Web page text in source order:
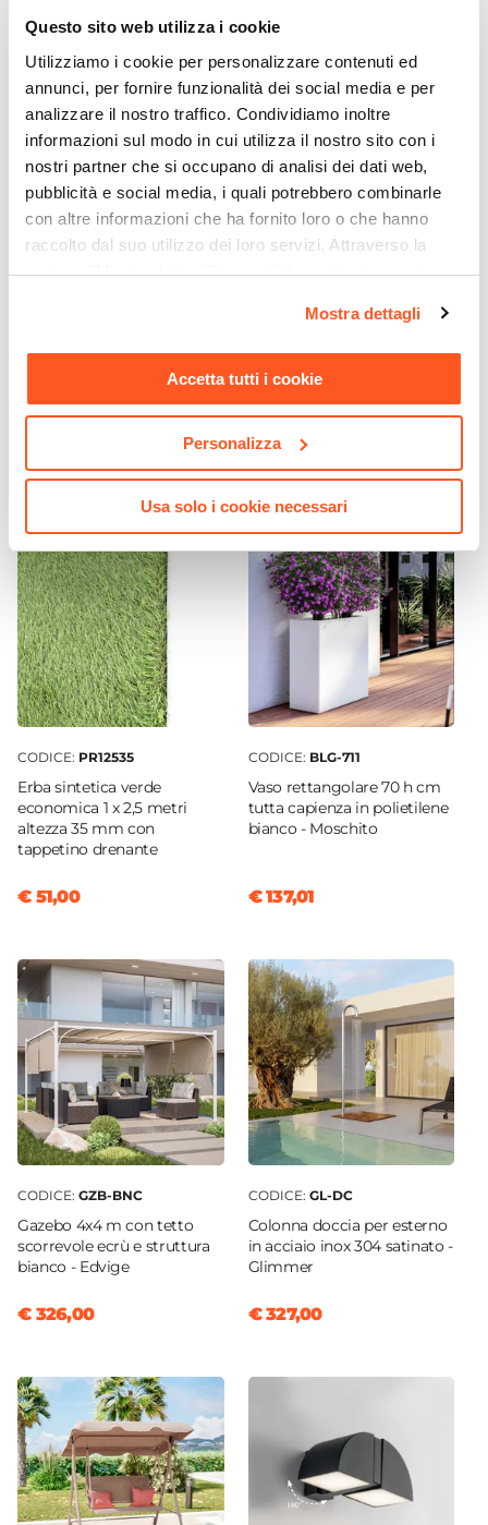
Questo sito web utilizza i cookie
Utilizziamo i cookie per personalizzare contenuti ed
annunci, per fornire funzionalità dei social media e per
analizzare il nostro traffico. Condividiamo inoltre
informazioni sul modo in cui utilizza il nostro sito con i
nostri partner che si occupano di analisi dei dati web,
pubblicità e social media, i quali potrebbero combinarle
con altre informazioni che ha fornito loro o che hanno
raccolto dal suo utilizzo dei loro servizi. Attraverso la
sezione "Mostra dettagli" è possibile gestire le proprie
momento. Per maggiori informazioni si invita a leggere la
nostraCookie Policy.
Mostra dettagli
Accetta tutti i cookie
Personalizza
Usa solo i cookie necessari
Portata Massima
110 kg
Bianco
Finitura
Opaca
Trattamento
Antiruggine
Impilabile
Assemblato
Cuscino
Incluso
Colore Cuscino
Rosso
Caratteristiche
Cuscino sfoderabile
€ 337,00 € 64,00
CODICE:COVER11
pila di sedie in poliestere
idrorepellente 70x70x120h
cm - Wakanda
€ 19,00
CODICE: PR12535
Erba sintetica verde
economica 1 x 2,5 metri
altezza 35 mm con
tappetino drenante
€ 51,00
CODICE: BLG-711
Vaso rettangolare 70 h cm
tutta capienza in polietilene
bianco - Moschito
€ 137,01
CODICE: GZB-BNC
Gazebo 4x4 m con tetto
scorrevole ecrù e struttura
bianco - Edvige
€ 326,00
CODICE: GL-DC
Colonna doccia per esterno
in acciaio inox 304 satinato -
Glimmer
€ 327,00